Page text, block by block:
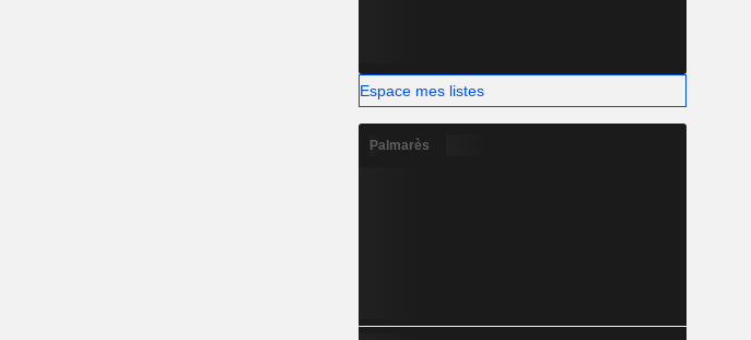
Espace mes listes
Palmarès